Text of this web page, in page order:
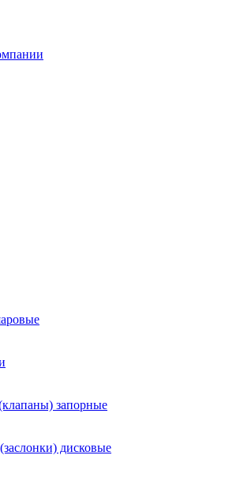
запорные
дисковые